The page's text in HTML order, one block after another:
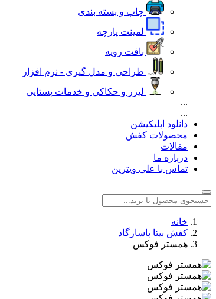
چاپ و بسته بندی
لمینت پارچه
بافت رویه
طراحی و مدل گیری - نرم افزار
لیزر و حکاکی و خدمات پستایی
...
...
دانلود اپلیکیشن
محصولات کفش
مقالات
درباره ما
تماس با علی ویترین
خانه
کفش بیتا پاسارگاد
همستر فوکس